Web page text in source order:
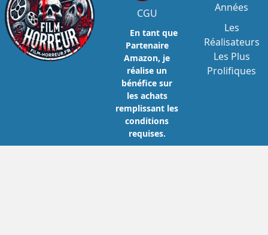
CGU
En tant que
Partenaire
Amazon, je
réalise un
bénéfice sur
les achats
remplissant les
conditions
requises.
Années
Les
Réalisateurs
Les Plus
Prolifiques